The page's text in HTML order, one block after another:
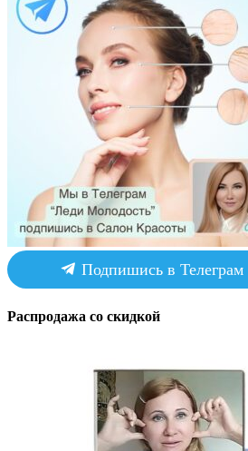
Подпишись в Телеграм
Распродажа со скидкой